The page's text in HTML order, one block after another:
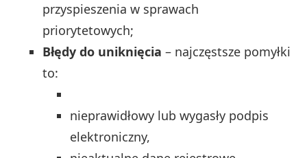
przyspieszenia w sprawach
priorytetowych;
Błędy do uniknięcia – najczęstsze pomyłki
to:
nieprawidłowy lub wygasły podpis
elektroniczny,